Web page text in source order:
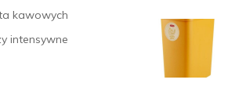
kawowych
intensywne